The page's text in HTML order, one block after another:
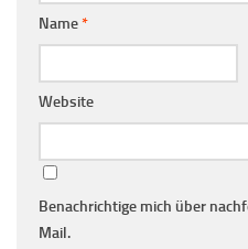
Name*
Website
Benachrichtige mich über
Mail.